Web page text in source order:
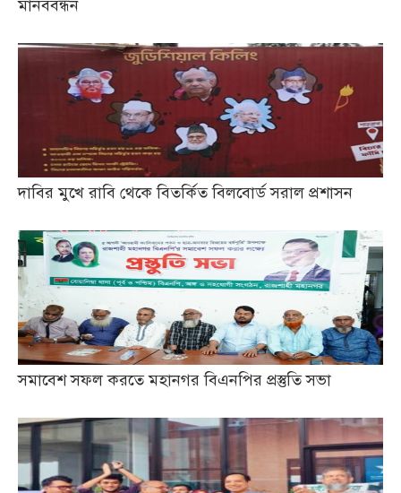
মানববন্ধন
দাবির মুখে রাবি থেকে বিতর্কিত বিলবোর্ড সরাল প্রশাসন
সমাবেশ সফল করতে মহানগর বিএনপির প্রস্তুতি সভা